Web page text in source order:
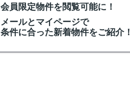
会員限定物件を閲覧可能に！
メールとマイページで
条件に合った新着物件をご紹介！